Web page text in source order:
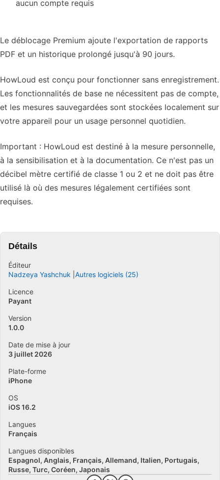
aucun compte requis
Le déblocage Premium ajoute l'exportation de rapports
PDF et un historique prolongé jusqu'à 90 jours.
HowLoud est conçu pour fonctionner sans enregistrement.
Les fonctionnalités de base ne nécessitent pas de compte,
et les mesures sauvegardées sont stockées localement sur
votre appareil pour un usage personnel quotidien.
Important : HowLoud est destiné à la mesure personnelle,
à la sensibilisation et à la documentation. Ce n'est pas un
décibel mètre certifié de classe 1 ou 2 et ne doit pas être
utilisé là où des mesures légalement certifiées sont
requises.
Détails
Éditeur
Nadzeya Yashchuk Autres logiciels (25)
Licence
Payant
Version
1.0.0
Date de mise à jour
3 juillet 2026
Plate-forme
iPhone
OS
iOS 16.2
Langues
Français
Langues disponibles
Espagnol Anglais Français Allemand Italien Portugais
Russe Turc Coréen Japonais